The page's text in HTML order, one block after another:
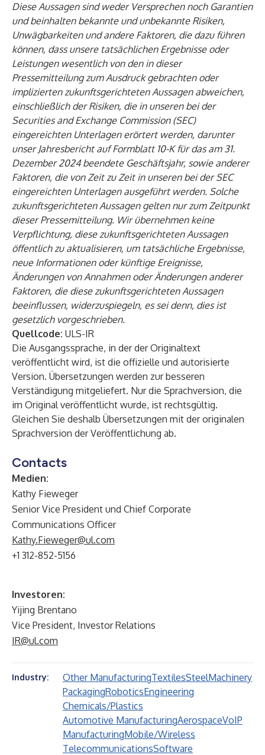
Diese Aussagen sind weder Versprechen noch Garantien
und beinhalten bekannte und unbekannte Risiken,
Unwägbarkeiten und andere Faktoren, die dazu führen
können, dass unsere tatsächlichen Ergebnisse oder
Leistungen wesentlich von den in dieser
Pressemitteilung zum Ausdruck gebrachten oder
implizierten zukunftsgerichteten Aussagen abweichen,
einschließlich der Risiken, die in unseren bei der
Securities and Exchange Commission (SEC)
eingereichten Unterlagen erörtert werden, darunter
unser Jahresbericht auf Formblatt 10-K für das am 31.
Dezember 2024 beendete Geschäftsjahr, sowie anderer
Faktoren, die von Zeit zu Zeit in unseren bei der SEC
eingereichten Unterlagen ausgeführt werden. Solche
zukunftsgerichteten Aussagen gelten nur zum Zeitpunkt
dieser Pressemitteilung. Wir übernehmen keine
Verpflichtung, diese zukunftsgerichteten Aussagen
öffentlich zu aktualisieren, um tatsächliche Ergebnisse,
neue Informationen oder künftige Ereignisse,
Änderungen von Annahmen oder Änderungen anderer
Faktoren, die diese zukunftsgerichteten Aussagen
beeinflussen, widerzuspiegeln, es sei denn, dies ist
gesetzlich vorgeschrieben.
Quellcode: ULS-IR
Die Ausgangssprache, in der der Originaltext
veröffentlicht wird, ist die offizielle und autorisierte
Version. Übersetzungen werden zur besseren
Verständigung mitgeliefert. Nur die Sprachversion, die
im Original veröffentlicht wurde, ist rechtsgültig.
Gleichen Sie deshalb Übersetzungen mit der originalen
Sprachversion der Veröffentlichung ab.
Contacts
Medien:
Kathy Fieweger
Senior Vice President und Chief Corporate
Communications Officer
Kathy.Fieweger@ul.com
+1 312-852-5156
Investoren:
Yijing Brentano
Vice President, Investor Relations
IR@ul.com
Industry: Other ManufacturingTextilesSteelMachinery
PackagingRoboticsEngineering
Chemicals/Plastics
Automotive ManufacturingAerospaceVoIP
ManufacturingMobile/Wireless
TelecommunicationsSoftware